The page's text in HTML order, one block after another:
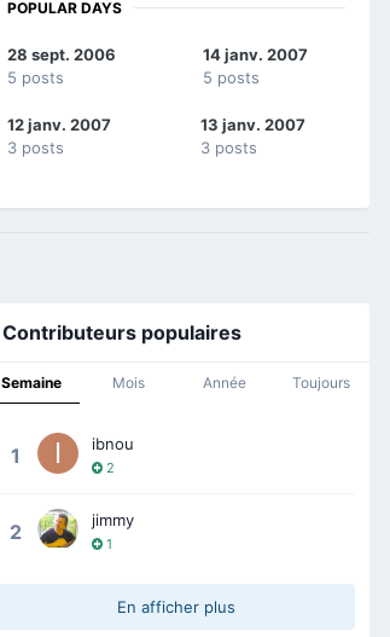
POPULAR DAYS
28 sept. 2006
5 posts
14 janv. 2007
5 posts
12 janv. 2007
3 posts
13 janv. 2007
3 posts
Contributeurs populaires
Semaine Mois Année Toujours
1 ibnou
2
2 jimmy
1
En afficher plus